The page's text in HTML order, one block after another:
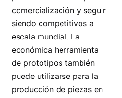
comercialización y seguir
siendo competitivos a
escala mundial. La
económica herramienta
de prototipos también
puede utilizarse para la
producción de piezas en